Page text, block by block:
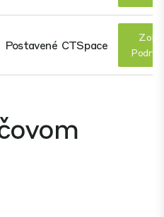
Postavené CTSpace